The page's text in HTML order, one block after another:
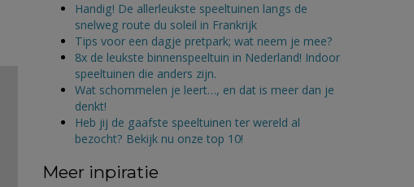
Handig! De allerleukste speeltuinen langs de
snelweg route du soleil in Frankrijk
Tips voor een dagje pretpark; wat neem je mee?
8x de leukste binnenspeeltuin in Nederland! Indoor
speeltuinen die anders zijn.
Wat schommelen je leert…, en dat is meer dan je
denkt!
Heb jij de gaafste speeltuinen ter wereld al
bezocht? Bekijk nu onze top 10!
Meer inpiratie